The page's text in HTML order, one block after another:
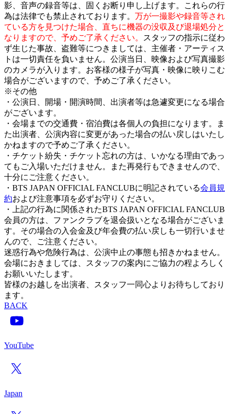
影、音声の録音等は、固くお断り申し上げます。これらの行
為は法律でも禁止されております。 万が一撮影や録音等され
ている方を見つけた場合、直ちに機器の没収及び退場処分と
なりますので、予めご了承ください。
スタッフの指示に従わ
ず生じた事故、盗難等につきましては、主催者・アーティス
トは一切責任を負いません。公演当日、映像および写真撮影
のカメラが入ります。お客様の様子が写真・映像に映りこむ
場合がございますので、予めご了承ください。
※その他
・公演日、開場・開演時間、出演者等は急遽変更になる場合
がございます。
・会場までの交通費・宿泊費は各個人の負担になります。ま
た出演者、公演内容に変更があった場合の払い戻しはいたし
かねますので予めご了承ください。
・チケット紛失・チケット忘れの方は、いかなる理由であっ
てもご入場いただけません。また再発行もできませんので、
十分にご注意ください。
・BTS JAPAN OFFICIAL FANCLUBに明記されている会員規
約および注意事項を必ずお守りください。
・上記の行為に関係されたBTS JAPAN OFFICIAL FANCLUB
会員の方は、ファンクラブを退会扱いとなる場合がございま
す。その場合の入会金及び年会費の払い戻しも一切行いませ
んので、ご注意ください。
迷惑行為や危険行為は、公演中止の事態も招きかねません。
会場におきましては、スタッフの案内にご協力の程よろしく
お願いいたします。
皆様のお越しを出演者、スタッフ一同心よりお待ちしており
ます。
BACK
YouTube
Japan